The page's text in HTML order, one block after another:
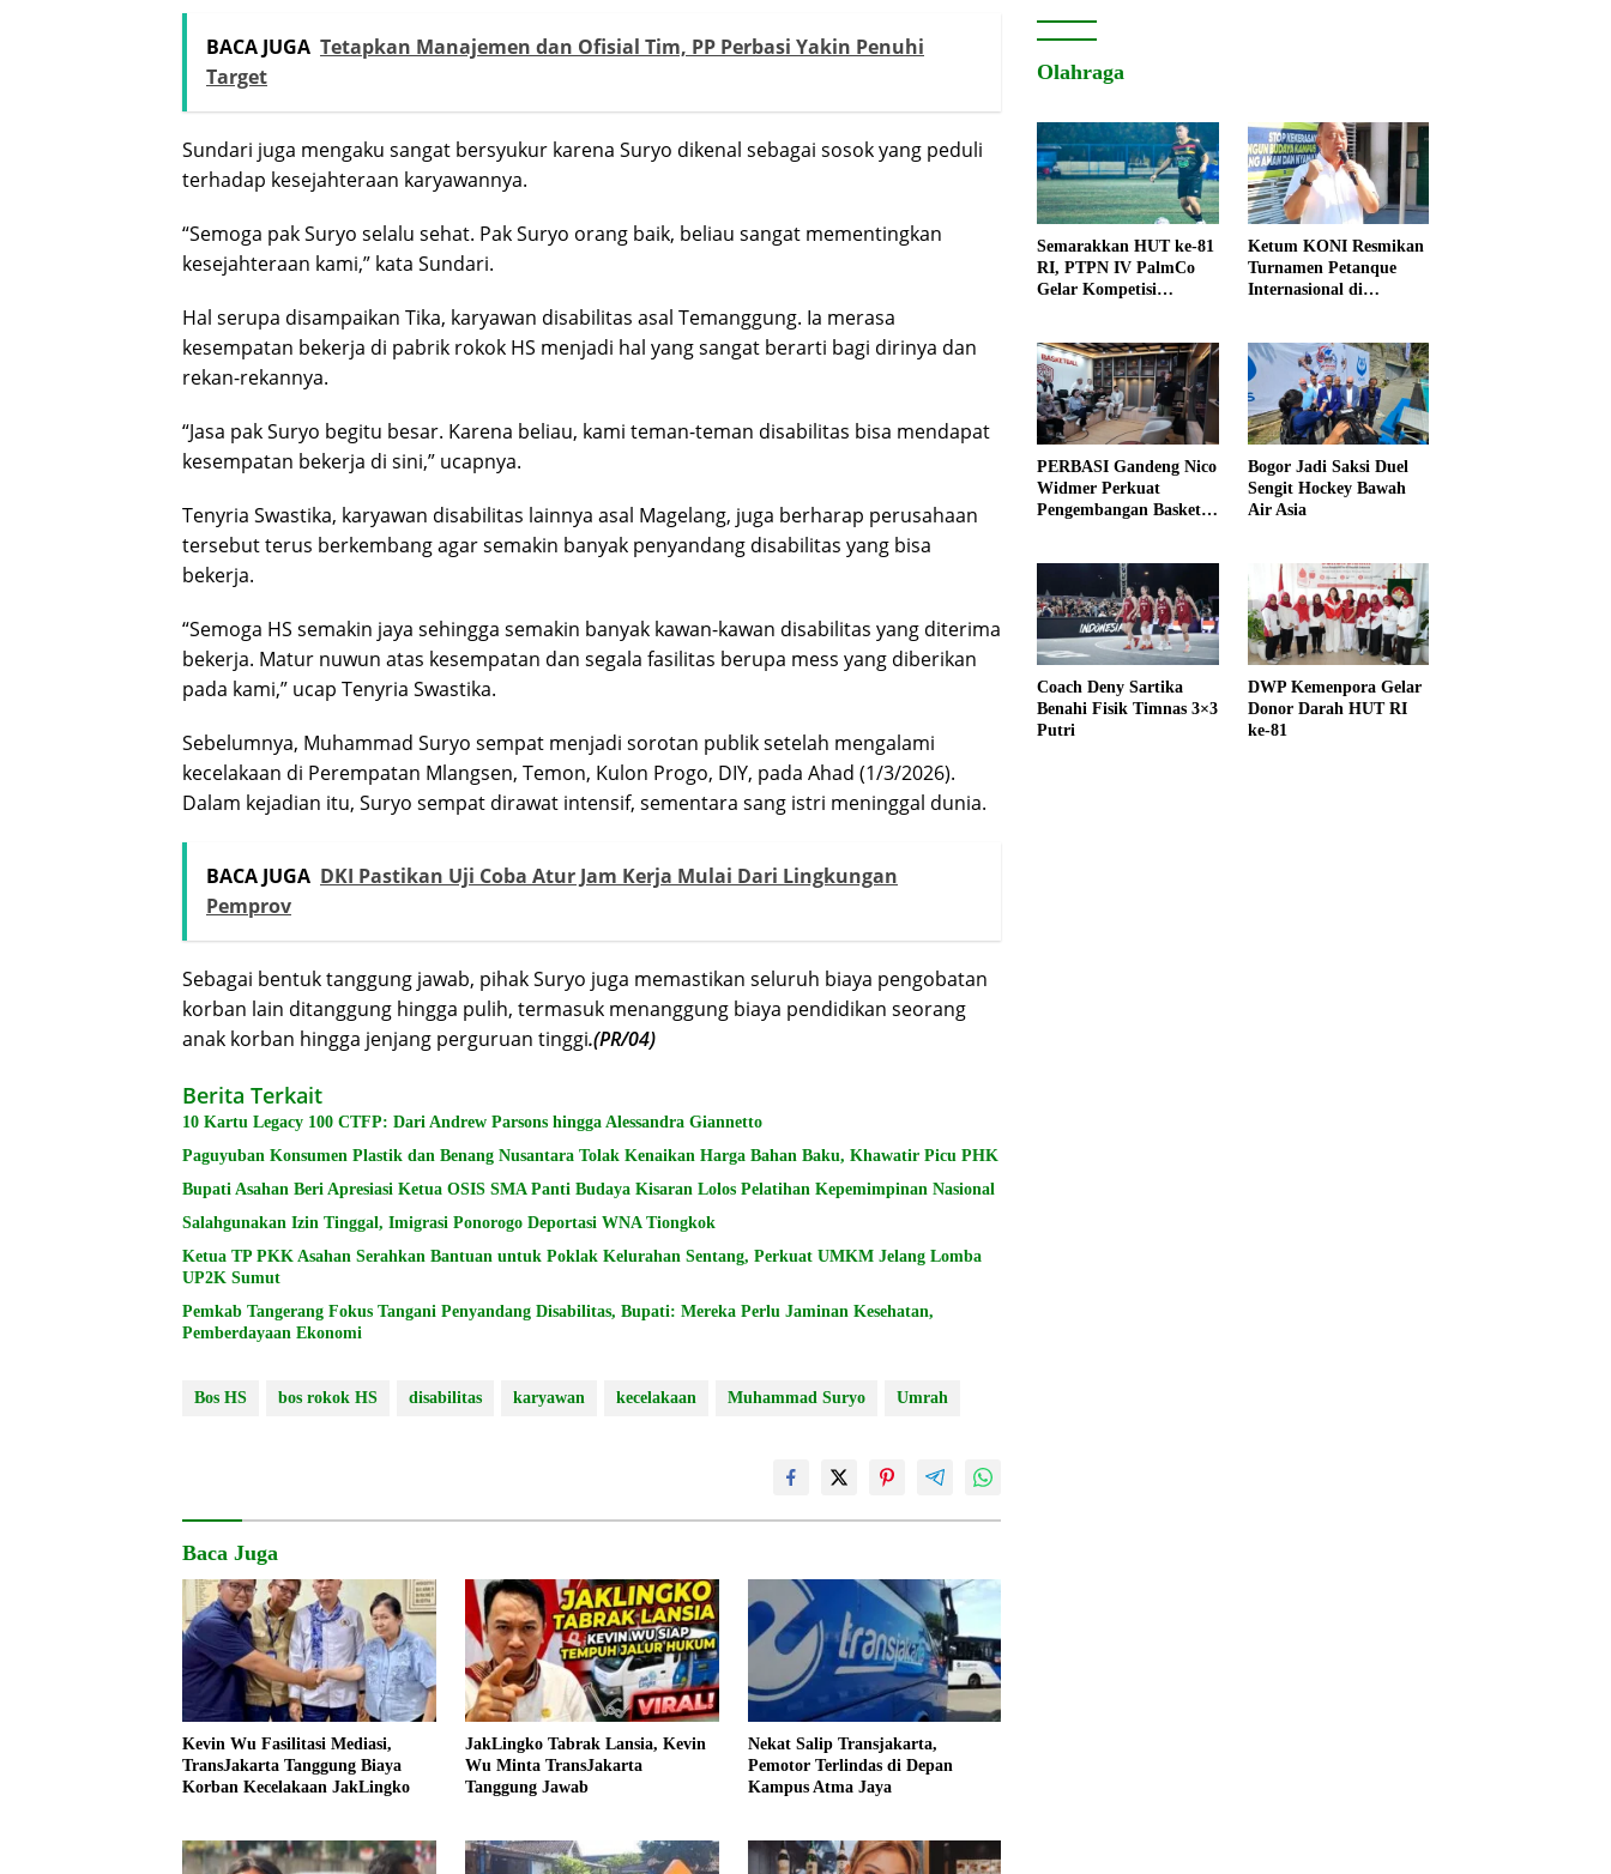
BACA JUGA Tetapkan Manajemen dan Ofisial Tim, PP Perbasi Yakin Penuhi
Target
Sundari juga mengaku sangat bersyukur karena Suryo dikenal sebagai sosok yang peduli
terhadap kesejahteraan karyawannya.
“Semoga pak Suryo selalu sehat. Pak Suryo orang baik, beliau sangat mementingkan
kesejahteraan kami,” kata Sundari.
Hal serupa disampaikan Tika, karyawan disabilitas asal Temanggung. Ia merasa
kesempatan bekerja di pabrik rokok HS menjadi hal yang sangat berarti bagi dirinya dan
rekan-rekannya.
“Jasa pak Suryo begitu besar. Karena beliau, kami teman-teman disabilitas bisa mendapat
kesempatan bekerja di sini,” ucapnya.
Tenyria Swastika, karyawan disabilitas lainnya asal Magelang, juga berharap perusahaan
tersebut terus berkembang agar semakin banyak penyandang disabilitas yang bisa
bekerja.
“Semoga HS semakin jaya sehingga semakin banyak kawan-kawan disabilitas yang diterima
bekerja. Matur nuwun atas kesempatan dan segala fasilitas berupa mess yang diberikan
pada kami,” ucap Tenyria Swastika.
Sebelumnya, Muhammad Suryo sempat menjadi sorotan publik setelah mengalami
kecelakaan di Perempatan Mlangsen, Temon, Kulon Progo, DIY, pada Ahad (1/3/2026).
Dalam kejadian itu, Suryo sempat dirawat intensif, sementara sang istri meninggal dunia.
BACA JUGA DKI Pastikan Uji Coba Atur Jam Kerja Mulai Dari Lingkungan
Pemprov
Sebagai bentuk tanggung jawab, pihak Suryo juga memastikan seluruh biaya pengobatan
korban lain ditanggung hingga pulih, termasuk menanggung biaya pendidikan seorang
anak korban hingga jenjang perguruan tinggi.(PR/04)
Berita Terkait
10 Kartu Legacy 100 CTFP: Dari Andrew Parsons hingga Alessandra Giannetto
Paguyuban Konsumen Plastik dan Benang Nusantara Tolak Kenaikan Harga Bahan Baku, Khawatir Picu PHK
Bupati Asahan Beri Apresiasi Ketua OSIS SMA Panti Budaya Kisaran Lolos Pelatihan Kepemimpinan Nasional
Salahgunakan Izin Tinggal, Imigrasi Ponorogo Deportasi WNA Tiongkok
Ketua TP PKK Asahan Serahkan Bantuan untuk Poklak Kelurahan Sentang, Perkuat UMKM Jelang Lomba
UP2K Sumut
Pemkab Tangerang Fokus Tangani Penyandang Disabilitas, Bupati: Mereka Perlu Jaminan Kesehatan,
Pemberdayaan Ekonomi
Bos HS bos rokok HS disabilitas karyawan kecelakaan Muhammad Suryo Umrah
Baca Juga
Kevin Wu Fasilitasi Mediasi,
TransJakarta Tanggung Biaya
Korban Kecelakaan JakLingko
JakLingko Tabrak Lansia, Kevin
Wu Minta TransJakarta
Tanggung Jawab
Nekat Salip Transjakarta,
Pemotor Terlindas di Depan
Kampus Atma Jaya
Olahraga
Semarakkan HUT ke-81
RI, PTPN IV PalmCo
Gelar Kompetisi
Ketum KONI Resmikan
Turnamen Petanque
Internasional di
PERBASI Gandeng Nico
Widmer Perkuat
Pengembangan Basket
Bogor Jadi Saksi Duel
Sengit Hockey Bawah
Air Asia
Coach Deny Sartika
Benahi Fisik Timnas 3×3
Putri
DWP Kemenpora Gelar
Donor Darah HUT RI
ke-81